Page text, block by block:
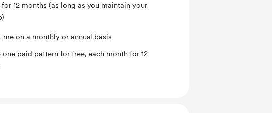
12 months (as long as you maintain your
me on a monthly or annual basis
one paid pattern for free, each month for 12